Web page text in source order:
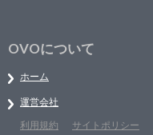
OVOについて
ホーム
運営会社
利用規約
サイトポリシー